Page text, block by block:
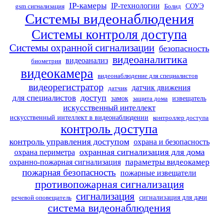
gsm сигнализация IP-камеры IP-технологии Болид СОУЭ
Системы видеонаблюдения
Системы контроля доступа
Системы охранной сигнализации безопасность
биометрия видеоанализ видеоаналитика
видеокамера видеонаблюдение для специалистов
видеорегистратор датчик датчик движения
для специалистов доступ замок защита дома извещатель
искусственный интеллект
искусственный интеллект в видеонаблюдении контроллер доступа
контроль доступа
контроль управления доступом охрана и безопасность
охрана периметра охранная сигнализация для дома
охранно-пожарная сигнализация параметры видеокамер
пожарная безопасность пожарные извещатели
противопожарная сигнализация
речевой оповещатель сигнализация сигнализация для дачи
система видеонаблюдения